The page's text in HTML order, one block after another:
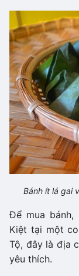
Bánh ít lá gai
Để mua bánh,
Kiệt tại một
Tộ, đây là địa
yêu thích.